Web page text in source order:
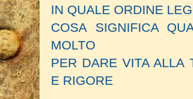
IN QUALE ORDINE
COSA SIGNIFICA
MOLTO
PER DARE VITA ALLA
E RIGORE